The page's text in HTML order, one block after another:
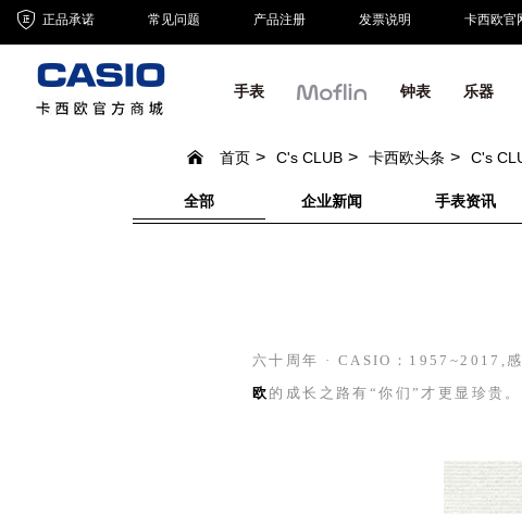
正品承诺 常见问题 产品注册 发票说明 卡西欧官
手表 钟表 乐器
首页 C's CLUB 卡西欧头条 C's
全部 企业新闻 手表资讯
六十周年 · CASIO ： 1957~2017 ,
欧 的成长之路有“你们”才更显珍贵。